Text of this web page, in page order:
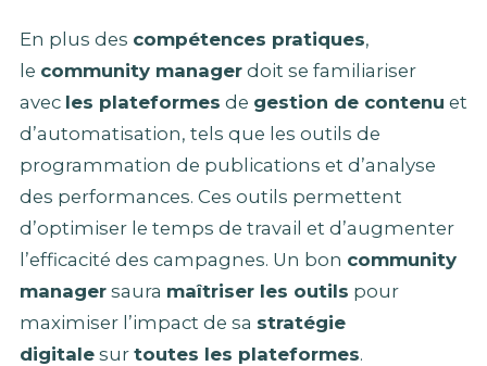
En plus des compétences pratiques,
le community manager doit se familiariser
avec les plateformes de gestion de contenu et
d’automatisation, tels que les outils de
programmation de publications et d’analyse
des performances. Ces outils permettent
d’optimiser le temps de travail et d’augmenter
l’efficacité des campagnes. Un bon community
manager saura maîtriser les outils pour
maximiser l’impact de sa stratégie
digitale sur toutes les plateformes.